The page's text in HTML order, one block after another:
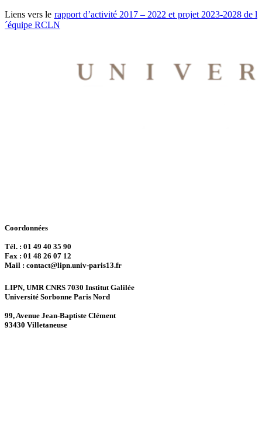
Liens vers le rapport d’activité 2017 – 2022 et projet 2023-2028 de l
´équipe RCLN
Coordonnées
Tél. : 01 49 40 35 90
Fax : 01 48 26 07 12
Mail : contact@lipn.univ-paris13.fr
LIPN, UMR CNRS 7030 Institut Galilée
Université Sorbonne Paris Nord
99, Avenue Jean-Baptiste Clément
93430 Villetaneuse